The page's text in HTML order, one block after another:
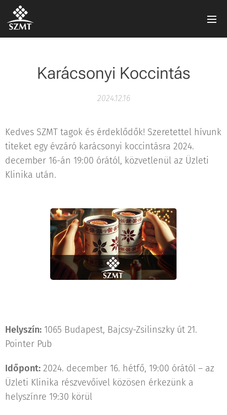
Karácsonyi Koccintás
2024.12.16
Kedves SZMT tagok és érdeklődők! Szeretettel hívunk
titeket egy évzáró karácsonyi koccintásra 2024.
december 16-án 19:00 órától, közvetlenül az Üzleti
Klinika után.
Helyszín: 1065 Budapest, Bajcsy-Zsilinszky út 21.
Pointer Pub
Időpont: 2024. december 16. hétfő, 19:00 órától – az
Üzleti Klinika részvevőivel közösen érkezünk a
helyszínre 19:30 körül